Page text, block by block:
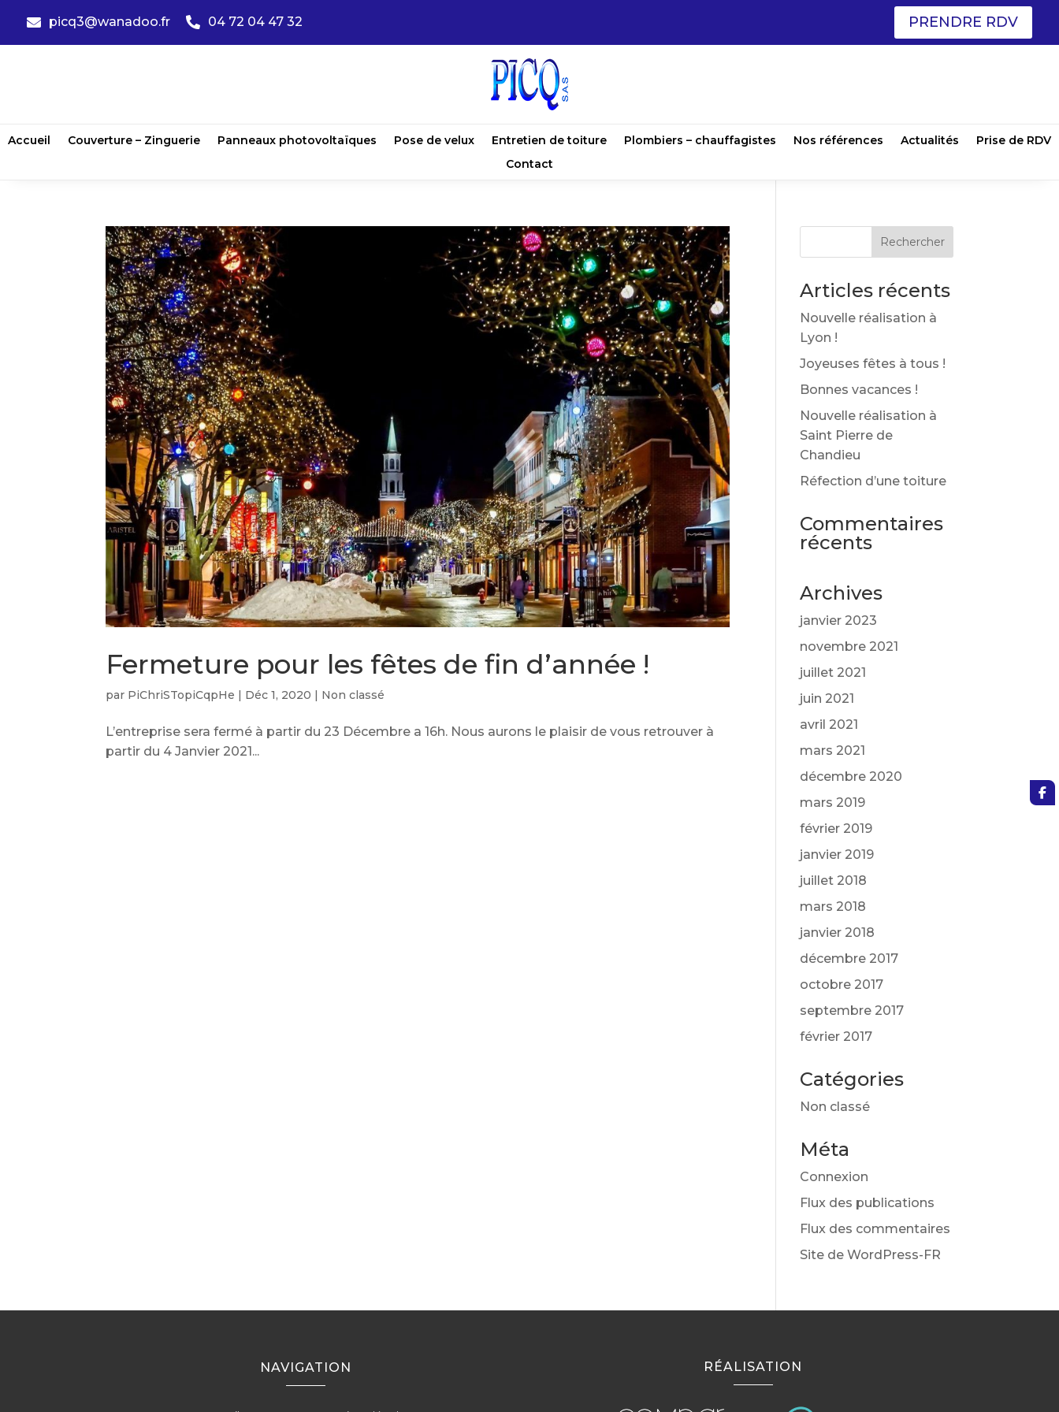
 picq3@wanadoo.fr  04 72 04 47 32 PRENDRE RDV
Accueil Couverture – Zinguerie Panneaux photovoltaïques Pose de velux Entretien de toiture Plombiers – chauffagistes Nos références Actualités
Prise de RDV
Contact
Fermeture pour les fêtes de fin d’année !
par PiChriSTopiCqpHe | Déc 1, 2020 | Non classé
L’entreprise sera fermé à partir du 23 Décembre a 16h. Nous aurons le plaisir de vous retrouver à
partir du 4 Janvier 2021...
Articles récents
Nouvelle réalisation à
Lyon !
Joyeuses fêtes à tous !
Bonnes vacances !
Nouvelle réalisation à
Saint Pierre de
Chandieu
Réfection d’une toiture
Commentaires
récents
Archives
janvier 2023
novembre 2021
juillet 2021
juin 2021
avril 2021
mars 2021
décembre 2020
mars 2019
février 2019
janvier 2019
juillet 2018
mars 2018
janvier 2018
décembre 2017
octobre 2017
septembre 2017
février 2017
Catégories
Non classé
Méta
Connexion
Flux des publications
Flux des commentaires
Site de WordPress-FR
NAVIGATION RÉALISATION